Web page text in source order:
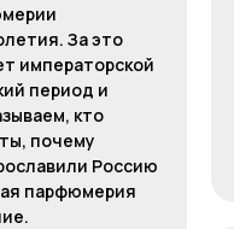
За это
императорской
период и
кто
почему
Россию
парфюмерия